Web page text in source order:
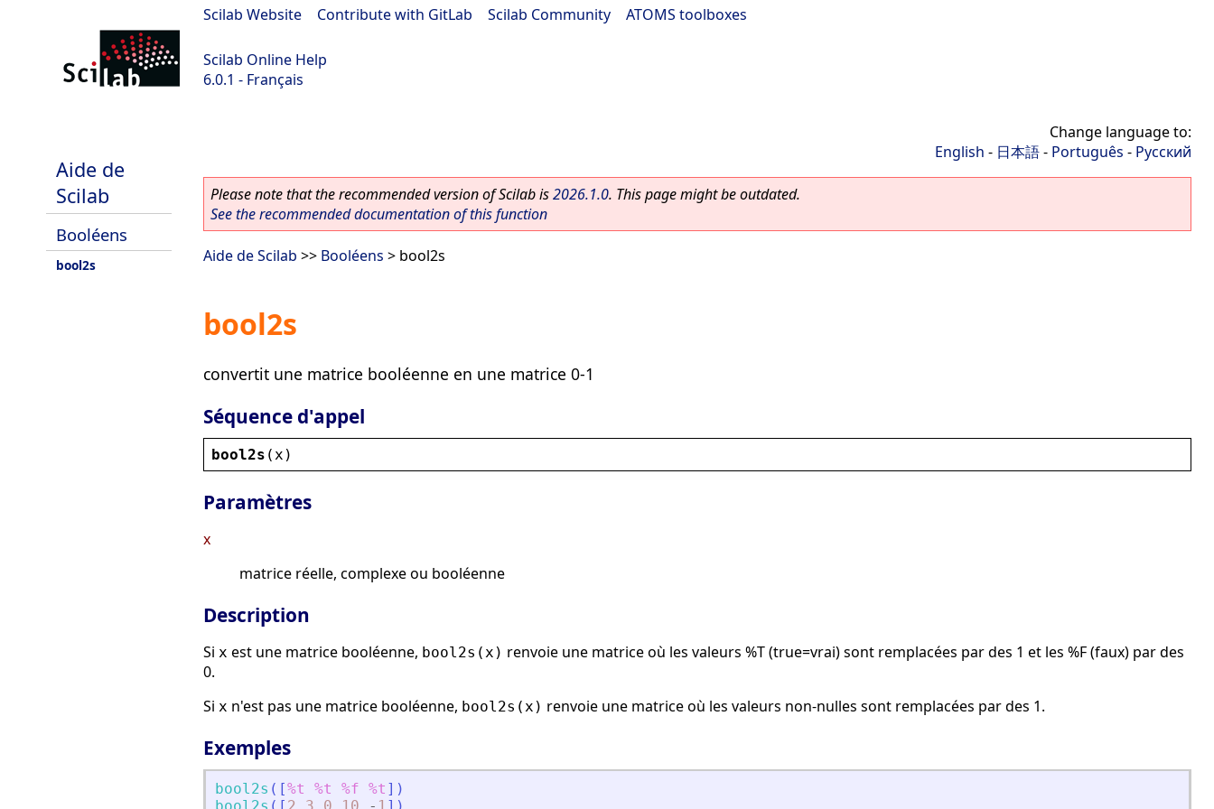
Scilab Website Contribute with GitLab Scilab Community ATOMS toolboxes
Scilab Online Help
6.0.1 - Français
Aide de
Scilab
Booléens
bool2s
Change language to:
English - 日本語- Português - Русский
Please note that the recommended version of Scilab is2026.1.0. This page might be outdated.
See the recommended documentation of this function
Aide de Scilab >> Booléens > bool2s
bool2s
convertit une matrice booléenne en une matrice 0-1
Séquence d'appel
bool2s ( x )
Paramètres
x
matrice réelle, complexe ou booléenne
Description
Si x est une matrice booléenne, bool2s(x) renvoie une matrice où les valeurs %T (true=vrai) sont remplacées par des 1 et les %F (faux) par des
0.
Si x n'est pas une matrice booléenne, bool2s(x) renvoie une matrice où les valeurs non-nulles sont remplacées par des 1.
Exemples
bool2s ( [%t %t %f %t ] )